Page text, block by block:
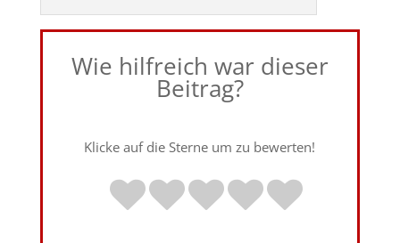
Wie hilfreich war dieser
Beitrag?
Klicke auf die Sterne um zu bewerten!